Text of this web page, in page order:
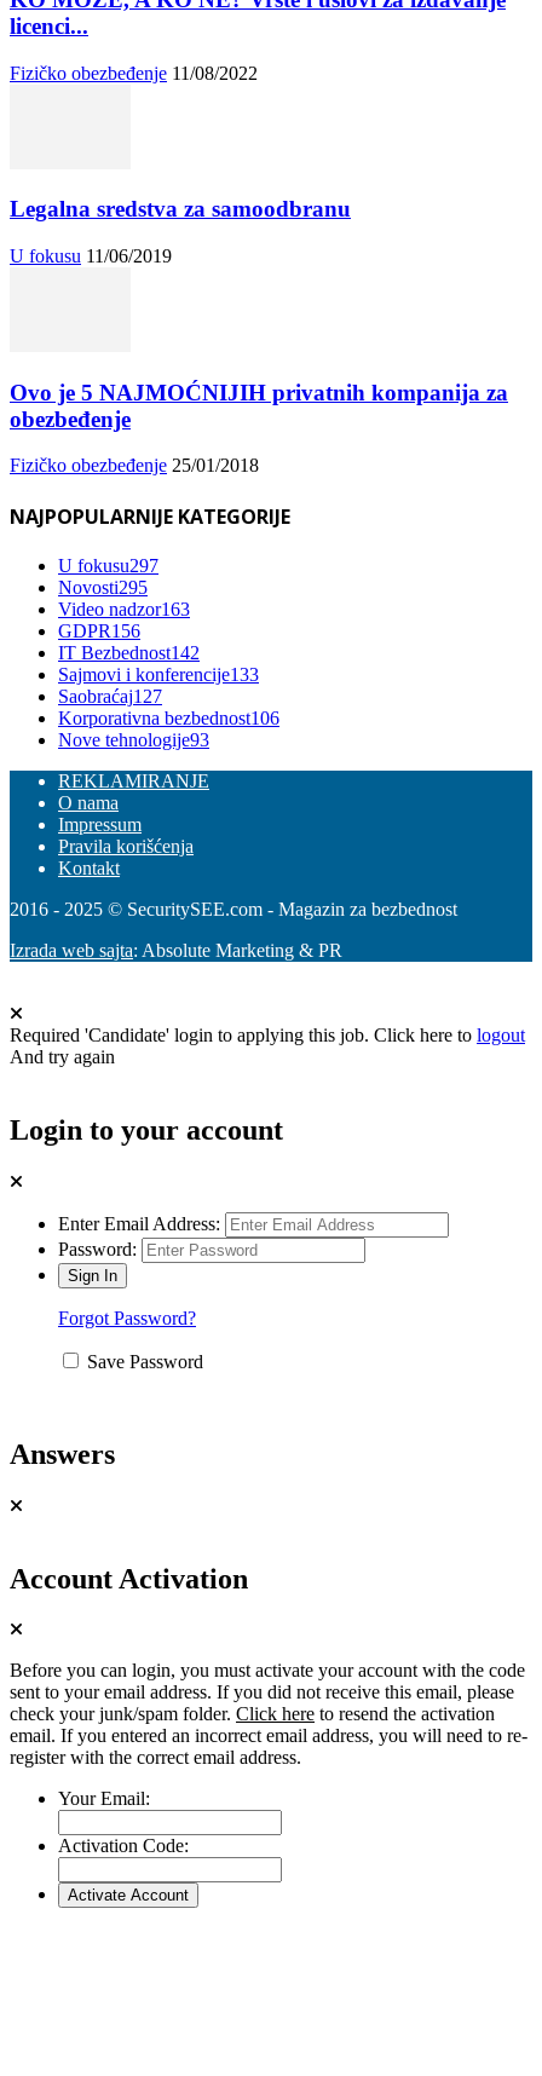
licenci...
Fizičko obezbeđenje 11/08/2022
Legalna sredstva za samoodbranu
U fokusu 11/06/2019
Ovo je 5 NAJMOĆNIJIH privatnih kompanija za
obezbeđenje
Fizičko obezbeđenje 25/01/2018
NAJPOPULARNIJE KATEGORIJE
U fokusu297
Novosti295
Video nadzor163
GDPR156
IT Bezbednost142
Sajmovi i konferencije133
Saobraćaj127
Korporativna bezbednost106
Nove tehnologije93
REKLAMIRANJE
O nama
Impressum
Pravila korišćenja
Kontakt
2016 - 2025 © SecuritySEE.com - Magazin za bezbednost
Izrada web sajta: Absolute Marketing & PR
Required 'Candidate' login to applying this job. Click here to logout
And try again
Login to your account
Enter Email Address:
Password:
Forgot Password?
Save Password
Answers
Account Activation
Before you can login, you must activate your account with the code
sent to your email address. If you did not receive this email, please
check your junk/spam folder. Click here to resend the activation
email. If you entered an incorrect email address, you will need to re-
register with the correct email address.
Your Email:
Activation Code: